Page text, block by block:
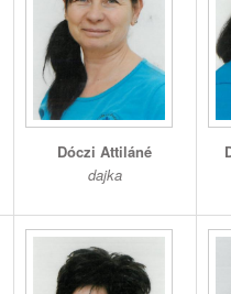
Dóczi Attiláné
dajka